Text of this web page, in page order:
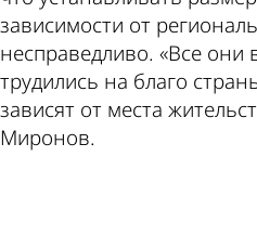
зависимости от
несправедливо. «Все они
трудились на благо
зависят от места
Миронов.